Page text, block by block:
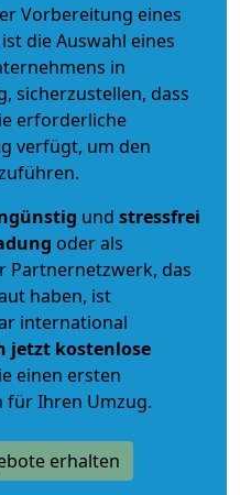
Vorbereitung eines
die Auswahl eines
in
sicherzustellen, dass
erforderliche
verfügt, um den
und stressfrei
oder als
Partnernetzwerk, das
haben, ist
international
jetzt kostenlose
einen ersten
für Ihren Umzug.
erhalten